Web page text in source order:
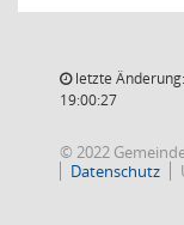
letzte
19:00:27
© 2022
Datenschutz